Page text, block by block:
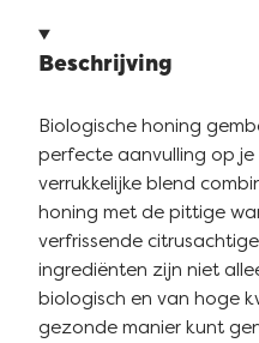
Beschrijving
Biologische honing
perfecte aanvulling op
verrukkelijke blend
honing met de pittige
verfrissende
ingrediënten zijn niet
biologisch en van hoge
gezonde manier kunt